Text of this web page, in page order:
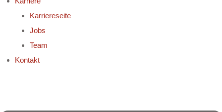
Karriereseite
Jobs
Team
Kontakt